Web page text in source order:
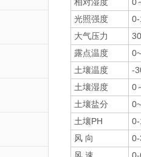
光照强度
大气压力
露点温度
土壤温度
-
土壤湿度
0
土壤盐分
土壤PH
风 向